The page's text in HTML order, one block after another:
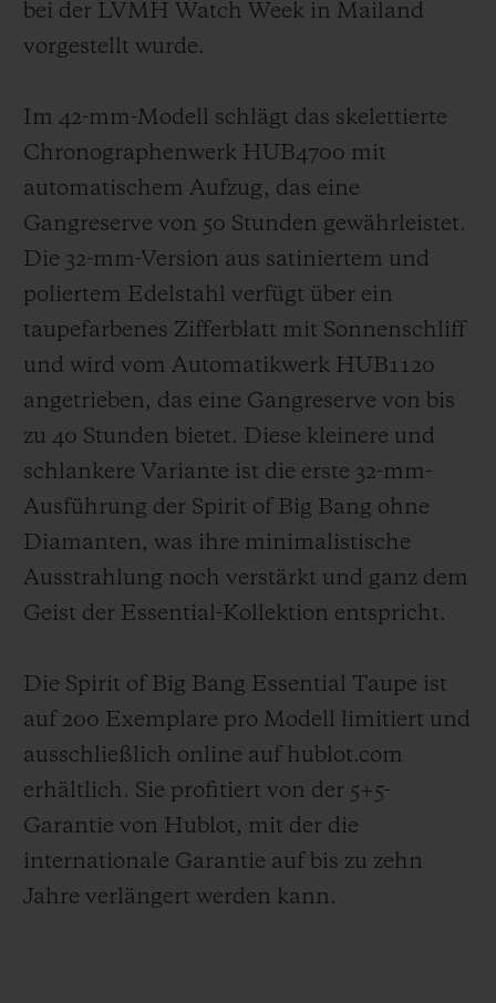
bei der LVMH Watch Week in Mailand
vorgestellt wurde.
Im 42-mm-Modell schlägt das skelettierte
Chronographenwerk HUB4700 mit
automatischem Aufzug, das eine
Gangreserve von 50 Stunden gewährleistet.
Die 32-mm-Version aus satiniertem und
poliertem Edelstahl verfügt über ein
taupefarbenes Zifferblatt mit Sonnenschliff
und wird vom Automatikwerk HUB1120
angetrieben, das eine Gangreserve von bis
zu 40 Stunden bietet. Diese kleinere und
schlankere Variante ist die erste 32-mm-
Ausführung der Spirit of Big Bang ohne
Diamanten, was ihre minimalistische
Ausstrahlung noch verstärkt und ganz dem
Geist der Essential-Kollektion entspricht.
Die Spirit of Big Bang Essential Taupe ist
auf 200 Exemplare pro Modell limitiert und
ausschließlich online auf hublot.com
erhältlich. Sie profitiert von der 5+5-
Garantie von Hublot, mit der die
internationale Garantie auf bis zu zehn
Jahre verlängert werden kann.